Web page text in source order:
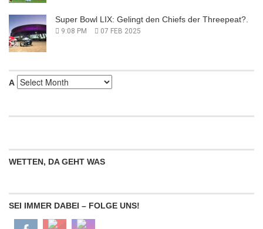
Super Bowl LIX: Gelingt den Chiefs der Threepeat?.
9:08 PM 07 FEB 2025
Α Α
WETTEN, DA GEHT WAS
SEI IMMER DABEI – FOLGE UNS!